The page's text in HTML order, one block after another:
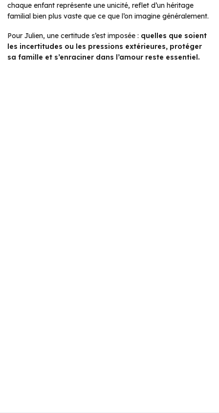
chaque enfant représente une unicité, reflet d’un héritage
familial bien plus vaste que ce que l’on imagine généralement.
Pour Julien, une certitude s’est imposée : quelles que soient
les incertitudes ou les pressions extérieures, protéger
sa famille et s’enraciner dans l’amour reste essentiel.